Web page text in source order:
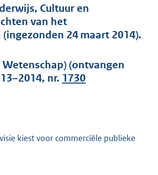
Cultuur en
van het
24 maart 2014).
(ontvangen
nr. 1730
kiest voor commerciële publieke